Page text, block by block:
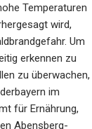
Temperaturen
wird,
Um
erkennen zu
zu überwachen,
im
für Ernährung,
Abensberg-